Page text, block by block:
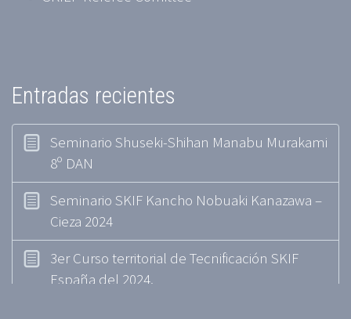
Entradas recientes
Seminario Shuseki-Shihan Manabu Murakami
8º DAN
Seminario SKIF Kancho Nobuaki Kanazawa –
Cieza 2024
3er Curso territorial de Tecnificación SKIF
España del 2024.